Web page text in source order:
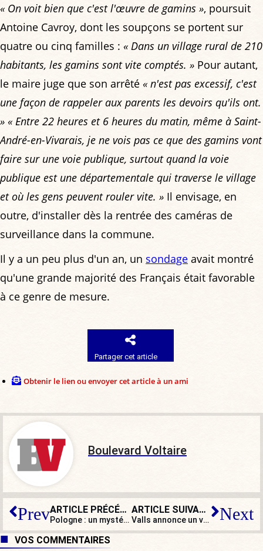
« On voit bien que c'est l'œuvre de gamins », poursuit
Antoine Cavroy, dont les soupçons se portent sur
quatre ou cinq familles : « Dans un village rural de 210
habitants, les gamins sont vite comptés. » Pour autant,
le maire juge que son arrêté « n'est pas excessif, c'est
une façon de rappeler aux parents les devoirs qu'ils ont.
» « Entre 22 heures et 6 heures du matin, même à Saint-
André-en-Vivarais, je ne vois pas ce que des gamins vont
faire sur une voie publique, surtout quand la voie
publique est une départementale qui traverse le village
et où les gens peuvent rouler vite. » Il envisage, en
outre, d'installer dès la rentrée des caméras de
surveillance dans la commune.
Il y a un peu plus d'un an, un sondage avait montré
qu'une grande majorité des Français était favorable
à ce genre de mesure.
Partager cet article
Obtenir le lien ou envoyer cet article à un ami
Boulevard Voltaire
Prev ARTICLE PRÉCÉDENT
Pologne : un mystérieux Lancelot de Gdańsk exhumé
ARTICLE SUIVANT
Valls annonce un voyage à Nouméa pour sauver l’accord rejeté par le FLNKS Next
VOS COMMENTAIRES